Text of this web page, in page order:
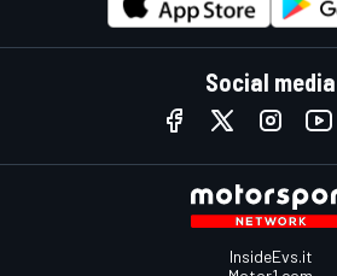
Social media
InsideEvs.it